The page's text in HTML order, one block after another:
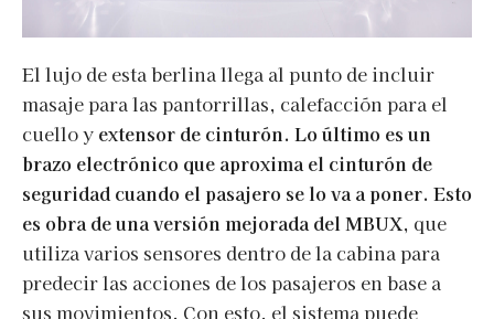
El lujo de esta berlina llega al punto de incluir
masaje para las pantorrillas, calefacción para el
cuello y extensor de cinturón. Lo último es un
brazo electrónico que aproxima el cinturón de
seguridad cuando el pasajero se lo va a poner. Esto
es obra de una versión mejorada del MBUX, que
utiliza varios sensores dentro de la cabina para
predecir las acciones de los pasajeros en base a
sus movimientos. Con esto, el sistema puede